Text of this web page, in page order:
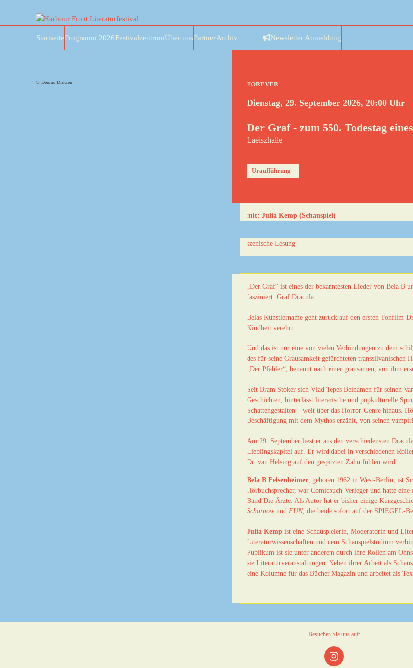
content
StartseiteProgramm 2026FestivalzentrumÜber unsPartnerArchiv Newsletter Anmeldung
© Dennis Dirksen FOREVER
Dienstag, 29. September 2026, 20:00 Uhr
Der Graf - zum 550. Todestag
Laeiszhalle
Uraufführung
mit: Julia Kemp (Schauspiel)
szenische Lesung
„Der Graf“ ist eines der bekanntesten Lieder von Bela B
fasziniert: Graf Dracula.
Belas Künstlername geht zurück auf den ersten Tonfilm-
Kindheit verehrt.
Und das ist nur eine von vielen Verbindungen zu dem
des für seine Grausamkeit gefürchteten transsilvanischen
„Der Pfähler“, benannt nach einer grausamen, von ihm
Seit Bram Stoker sich Vlad Tepes Beinamen für seinen
Geschichten, hinterlässt literarische und popkulturelle
Schattengestalten – weit über das Horror-Genre hinaus.
Beschäftigung mit dem Mythos erzählt, von seinen
Am 29. September liest er aus den verschiedensten
Lieblingskapitel auf. Er wird dabei in verschiedenen
Dr. van Helsing auf den gespitzten Zahn fühlen wird.
Bela B Felsenheimer, geboren 1962 in West-Berlin, ist
Hörbuchsprecher, war Comicbuch-Verleger und hatte
Band Die Ärzte. Als Autor hat er bisher einige
Scharnowund FUN, die beide sofort auf der SPIEGEL-
Julia Kemp ist eine Schauspielerin, Moderatorin und
Literaturwissenschaften und dem Schauspielstudium
Publikum ist sie unter anderem durch ihre Rollen am
sie Literaturveranstaltungen. Neben ihrer Arbeit als
eine Kolumne für das Bücher Magazin und arbeitet als
Besuchen Sie uns auf:
Instagram